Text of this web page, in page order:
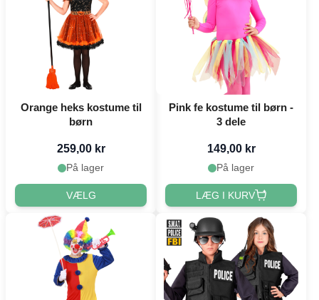
Orange heks kostume til
børn
259,00 kr
På lager
VÆLG
Pink fe kostume til børn -
3 dele
149,00 kr
På lager
LÆG I KURV